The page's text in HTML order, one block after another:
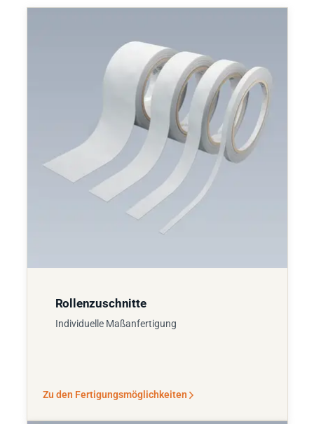
Rollenzuschnitte
Individuelle Maßanfertigung
Zu den Fertigungsmöglichkeiten